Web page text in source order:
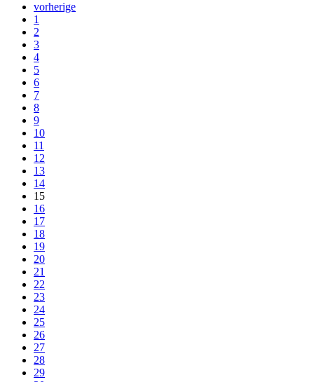
vorherige
1
2
3
4
5
6
7
8
9
10
11
12
13
14
15
16
17
18
19
20
21
22
23
24
25
26
27
28
29